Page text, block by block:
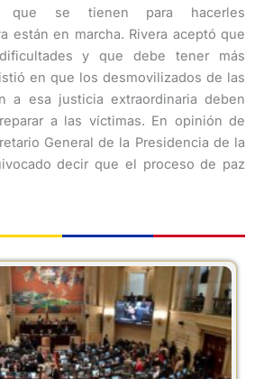
que se tienen para hacerles
están en marcha. Rivera aceptó que
y que debe tener más
en que los desmovilizados de las
a esa justicia extraordinaria deben
a las víctimas. En opinión de
General de la Presidencia de la
decir que el proceso de paz